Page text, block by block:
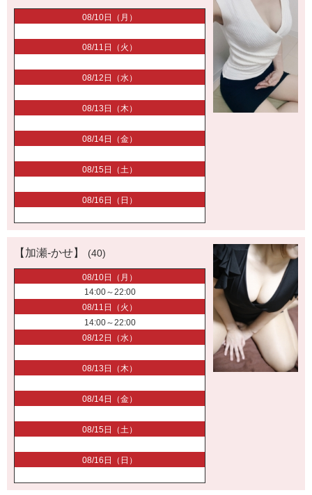
08/10日（月）
08/11日（火）
08/12日（水）
08/13日（木）
08/14日（金）
08/15日（土）
08/16日（日）
【加瀬-かせ】 (40)
08/10日（月）
14:00～22:00
08/11日（火）
14:00～22:00
08/12日（水）
08/13日（木）
08/14日（金）
08/15日（土）
08/16日（日）